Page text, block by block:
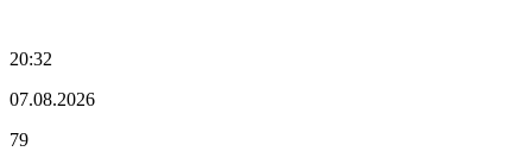
20:32
07.08.2026
79